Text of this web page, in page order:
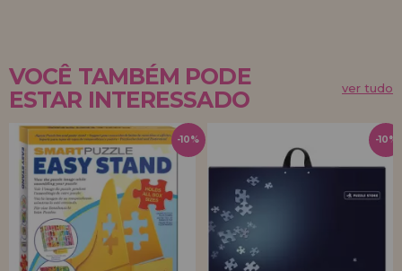
VOCÊ TAMBÉM PODE
ESTAR INTERESSADO
ver tudo
-10% -10%